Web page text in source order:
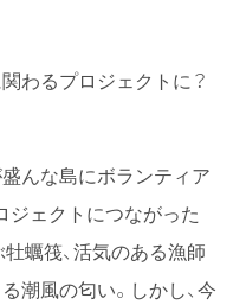
わるプロジェクトに？
んな島にボランティア
ジェクトにつながった
蠣筏、活気のある漁師
潮風の匂い。しかし、今